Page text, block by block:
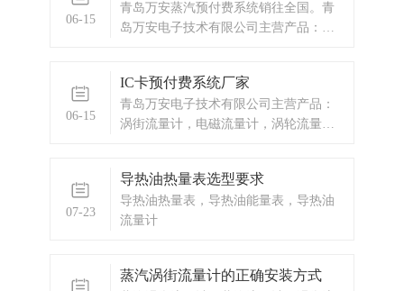
06-15
青岛万安蒸汽预付费系统销往全国。青
岛万安电子技术有限公司主营产品：涡
预付费系统，显示仪表，热量表，差压
式仪表，分析仪器，水质监测设备，压
力仪表等，以及承接电气自动化项目。
06-15
IC卡预付费系统厂家
青岛万安电子技术有限公司主营产品：
涡街流量计，电磁流量计，涡轮流量
差压式仪表，分析仪器，水质监测设
备，压力仪表等，以及承接电气自动化
项目。
07-23
导热油热量表选型要求
导热油热量表，导热油能量表，导热油
流量计
蒸汽涡街流量计的正确安装方式